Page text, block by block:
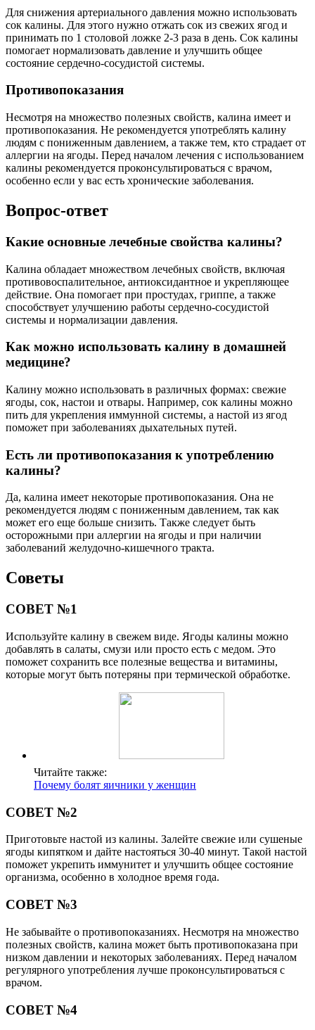
Для снижения артериального давления можно использовать
сок калины. Для этого нужно отжать сок из свежих ягод и
принимать по 1 столовой ложке 2-3 раза в день. Сок калины
помогает нормализовать давление и улучшить общее
состояние сердечно-сосудистой системы.
Противопоказания
Несмотря на множество полезных свойств, калина имеет и
противопоказания. Не рекомендуется употреблять калину
людям с пониженным давлением, а также тем, кто страдает от
аллергии на ягоды. Перед началом лечения с использованием
калины рекомендуется проконсультироваться с врачом,
особенно если у вас есть хронические заболевания.
Вопрос-ответ
Какие основные лечебные свойства калины?
Калина обладает множеством лечебных свойств, включая
противовоспалительное, антиоксидантное и укрепляющее
действие. Она помогает при простудах, гриппе, а также
способствует улучшению работы сердечно-сосудистой
системы и нормализации давления.
Как можно использовать калину в домашней
медицине?
Калину можно использовать в различных формах: свежие
ягоды, сок, настои и отвары. Например, сок калины можно
пить для укрепления иммунной системы, а настой из ягод
поможет при заболеваниях дыхательных путей.
Есть ли противопоказания к употреблению
калины?
Да, калина имеет некоторые противопоказания. Она не
рекомендуется людям с пониженным давлением, так как
может его еще больше снизить. Также следует быть
осторожными при аллергии на ягоды и при наличии
заболеваний желудочно-кишечного тракта.
Советы
СОВЕТ №1
Используйте калину в свежем виде. Ягоды калины можно
добавлять в салаты, смузи или просто есть с медом. Это
поможет сохранить все полезные вещества и витамины,
которые могут быть потеряны при термической обработке.
Читайте также:
Почему болят яичники у женщин
СОВЕТ №2
Приготовьте настой из калины. Залейте свежие или сушеные
ягоды кипятком и дайте настояться 30-40 минут. Такой настой
поможет укрепить иммунитет и улучшить общее состояние
организма, особенно в холодное время года.
СОВЕТ №3
Не забывайте о противопоказаниях. Несмотря на множество
полезных свойств, калина может быть противопоказана при
низком давлении и некоторых заболеваниях. Перед началом
регулярного употребления лучше проконсультироваться с
врачом.
СОВЕТ №4